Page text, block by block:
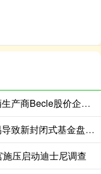
中祥网配资官网 全球最大龙舌兰酒生产商Becle股价企稳，美国市场重组阵痛后现回升迹象
创达盈配资官网 阿克曼：散户交易导致新封闭式基金盘中急跌
压启动迪士尼调查